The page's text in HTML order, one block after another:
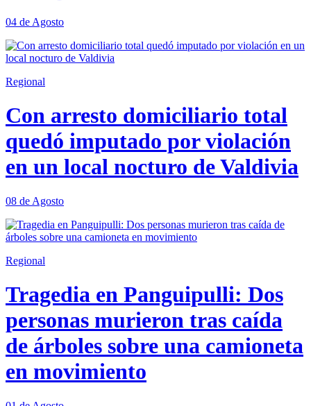
04 de Agosto
Regional
Con arresto domiciliario total
quedó imputado por violación
en un local nocturo de Valdivia
08 de Agosto
Regional
Tragedia en Panguipulli: Dos
personas murieron tras caída
de árboles sobre una camioneta
en movimiento